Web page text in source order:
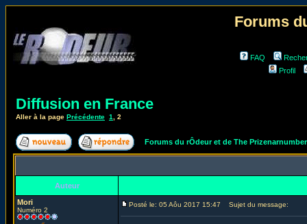
Forums
FAQ
Profil
Diffusion en France
Aller à la page Précédente 1 2
Forums du rÔdeur et de The
Auteur
Mori
Numéro 2
Posté le: 05 Aôu 2017 15:47 Sujet du message: